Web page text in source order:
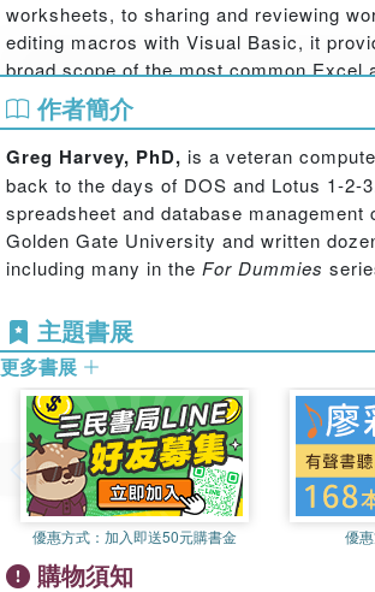
worksheets, to sharing and reviewing
editing macros with Visual Basic, it
broad scope of the most common Excel
functions—including formatting
formulas, protecting worksheets,
data, and performing statistical functions.
The book covers importing data, building
worksheets, creating formulas,
and performing financial functions, what-
topics include worksheet sharing and
error trapping, building and running
and using Excel in conjunction with
(Business Intelligence) to analyze,
vast quantities of data from a variety of
sources.
Get familiar with Worksheet design
Find out how to work with charts and graphics
Use Excel for data management, analysis,
visualization
作者簡介
Greg Harvey, PhD, is a veteran
back to the days of DOS and Lotus 1-2-
spreadsheet and database management
Golden Gate University and written
including many in the For Dummies
主題書展
更多書展
優惠方式： 加入即送50元購書金 優惠
購物須知